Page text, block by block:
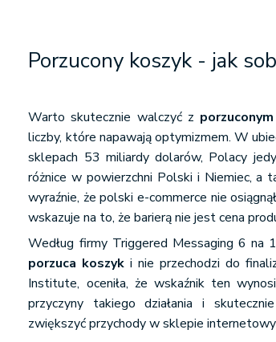
Porzucony koszyk - jak
Warto skutecznie walczyć z
liczby, które napawają optymizmem. W
sklepach 53 miliardy dolarów, Polacy
różnice w powierzchni Polski i Niemiec, a
wyraźnie, że polski e-commerce nie
wskazuje na to, że barierą nie jest cena
Według firmy Triggered Messaging 6 na
porzuca koszyk i nie przechodzi do
Institute, oceniła, że wskaźnik ten
przyczyny takiego działania i
zwiększyć przychody w sklepie